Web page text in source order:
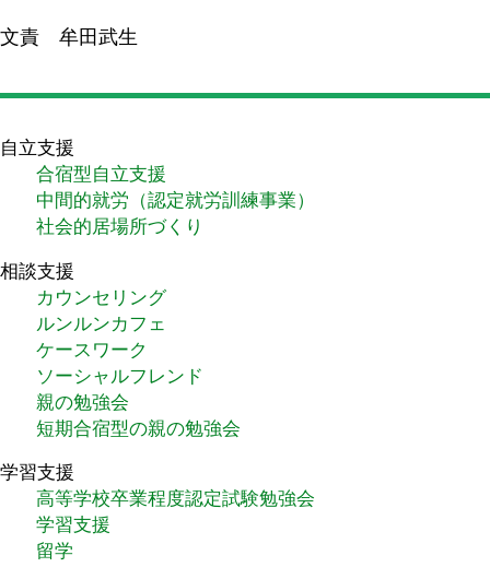
文責 牟田武生
自立支援
合宿型自立支援
中間的就労（認定就労訓練事業）
社会的居場所づくり
相談支援
カウンセリング
ルンルンカフェ
ケースワーク
ソーシャルフレンド
親の勉強会
短期合宿型の親の勉強会
学習支援
高等学校卒業程度認定試験勉強会
学習支援
留学